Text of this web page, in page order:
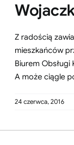
Z radością
mieszkańców
Biurem Obsługi
A może ciągle
24 czerwca, 2016